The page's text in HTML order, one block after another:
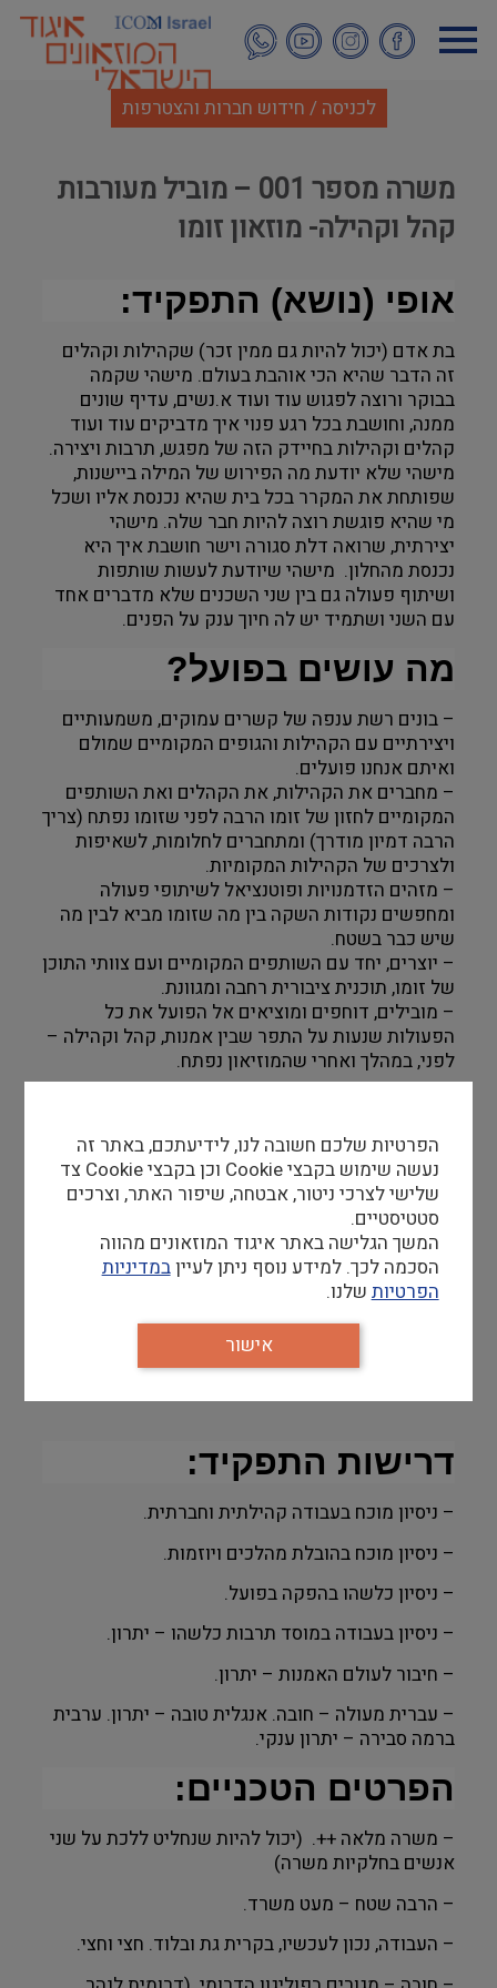
לתוכן
העיקרי
לכניסה / חידוש חברות והצטרפות
משרה מספר 001 – מוביל מעורבות
קהל וקהילה- מוזאון זומו
אופי (נושא) התפקיד:
בת אדם (יכול להיות גם ממין זכר) שקהילות וקהלים
זה הדבר שהיא הכי אוהבת בעולם. מישהי שקמה
בבוקר ורוצה לפגוש עוד ועוד א.נשים, עדיף שונים
ממנה, וחושבת בכל רגע פנוי איך מדביקים עוד ועוד
קהלים וקהילות בחיידק הזה של מפגש, תרבות ויצירה.
מישהי שלא יודעת מה הפירוש של המילה ביישנות,
שפותחת את המקרר בכל בית שהיא נכנסת אליו ושכל
מי שהיא פוגשת רוצה להיות חבר שלה. מישהי
יצירתית, שרואה דלת סגורה וישר חושבת איך היא
נכנסת מהחלון. מישהי שיודעת לעשות שותפות
ושיתוף פעולה גם בין שני השכנים שלא מדברים אחד
עם השני ושתמיד יש לה חיוך ענק על הפנים.
מה עושים בפועל?
– בונים רשת ענפה של קשרים עמוקים, משמעותיים
ויצירתיים עם הקהילות והגופים המקומיים שמולם
ואיתם אנחנו פועלים.
– מחברים את הקהילות, את הקהלים ואת השותפים
המקומיים לחזון של זומו הרבה לפני שזומו נפתח (צריך
הרבה דמיון מודרך) ומתחברים לחלומות, לשאיפות
ולצרכים של הקהילות המקומיות.
– מזהים הזדמנויות ופוטנציאל לשיתופי פעולה
ומחפשים נקודות השקה בין מה שזומו מביא לבין מה
שיש כבר בשטח.
– יוצרים, יחד עם השותפים המקומיים ועם צוותי התוכן
של זומו, תוכנית ציבורית רחבה ומגוונת.
– מובילים, דוחפים ומוציאים אל הפועל את כל
הפעולות שנעות על התפר שבין אמנות, קהל וקהילה –
לפני, במהלך ואחרי שהמוזיאון נפתח.
– רכב. רשיון. ונכונות לכבוש את השטח.
– דרייב. עמוק. חזק.
– נכונות ויכולות להפוך כל תא שטח וכל מקום זר ולא
מוכר – לבית. במובן הכי עמוק של המילה.
– יכולות הפקה עצמאיות.
דרישות התפקיד:
– ניסיון מוכח בעבודה קהילתית וחברתית.
– ניסיון מוכח בהובלת מהלכים ויוזמות.
– ניסיון כלשהו בהפקה בפועל.
– ניסיון בעבודה במוסד תרבות כלשהו – יתרון.
– חיבור לעולם האמנות – יתרון.
– עברית מעולה – חובה. אנגלית טובה – יתרון. ערבית
ברמה סבירה – יתרון ענקי.
הפרטים הטכניים:
– משרה מלאה ++. (יכול להיות שנחליט ללכת על שני
אנשים בחלקיות משרה)
– הרבה שטח – מעט משרד.
– העבודה, נכון לעכשיו, בקרית גת ובלוד. חצי וחצי.
הפרטיות שלכם חשובה לנו, לידיעתכם, באתר זה
נעשה שימוש בקבצי Cookie וכן בקבצי Cookie צד
שלישי לצרכי ניטור, אבטחה, שיפור האתר, וצרכים
סטטיסטיים.
המשך הגלישה באתר איגוד המוזאונים מהווה
הסכמה לכך. למידע נוסף ניתן לעייןבמדיניות
הפרטיותשלנו.
אישור